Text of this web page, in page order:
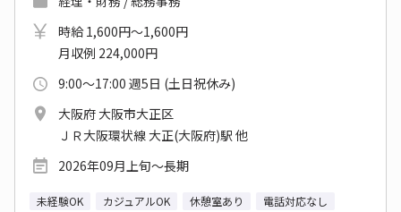
時給 1,600円～1,600円
月収例 224,000円
9:00～17:00 週5日 (土日祝休み)
大阪府 大阪市大正区
ＪＲ大阪環状線 大正(大阪府)駅 他
2026年09月上旬～長期
未経験OK カジュアルOK 休憩室あり
電話対応なし